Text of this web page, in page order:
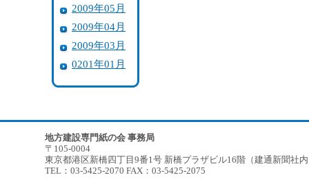
2009年05月
2009年04月
2009年03月
0201年01月
地方建設専門紙の会 事務局
〒105-0004
東京都港区新橋四丁目9番1号 新橋プラザビル16階（建通新聞社
TEL：03-5425-2070 FAX：03-5425-2075